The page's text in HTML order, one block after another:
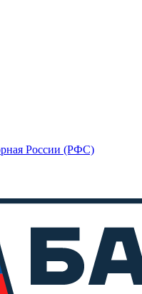
России (РФС)